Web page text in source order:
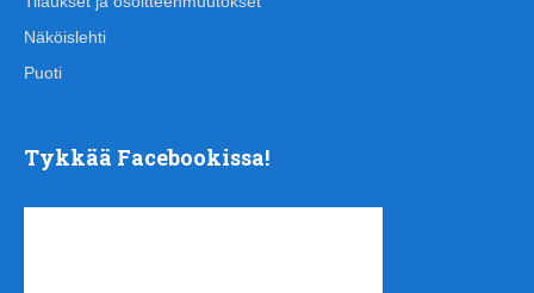
Näköislehti
Puoti
Tykkää Facebookissa!